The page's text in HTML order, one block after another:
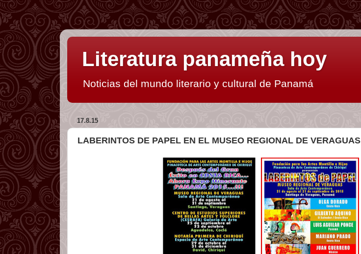
Literatura panameña hoy
Noticias del mundo literario y cultural de Panamá
17.8.15
LABERINTOS DE PAPEL EN EL MUSEO REGIONAL DE VERAGUAS